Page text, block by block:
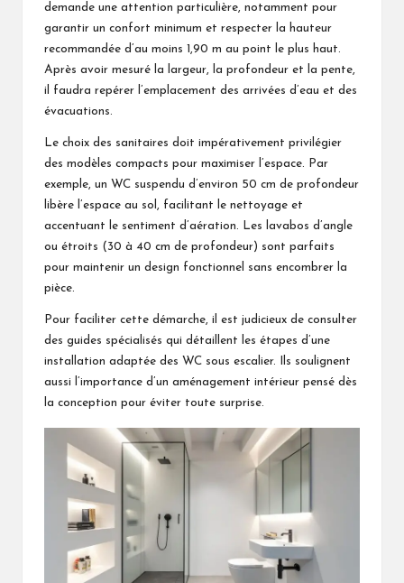
demande une attention particulière, notamment pour
garantir un confort minimum et respecter la hauteur
recommandée d’au moins 1,90 m au point le plus haut.
Après avoir mesuré la largeur, la profondeur et la pente,
il faudra repérer l’emplacement des arrivées d’eau et des
évacuations.
Le choix des sanitaires doit impérativement privilégier
des modèles compacts pour maximiser l’espace. Par
exemple, un WC suspendu d’environ 50 cm de profondeur
libère l’espace au sol, facilitant le nettoyage et
accentuant le sentiment d’aération. Les lavabos d’angle
ou étroits (30 à 40 cm de profondeur) sont parfaits
pour maintenir un design fonctionnel sans encombrer la
pièce.
Pour faciliter cette démarche, il est judicieux de consulter
des guides spécialisés qui détaillent les étapes d’une
installation adaptée des WC sous escalier. Ils soulignent
aussi l’importance d’un aménagement intérieur pensé dès
la conception pour éviter toute surprise.